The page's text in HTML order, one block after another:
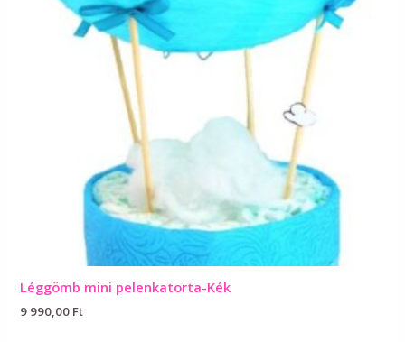
Léggömb mini pelenkatorta-Kék
9 990,00 Ft